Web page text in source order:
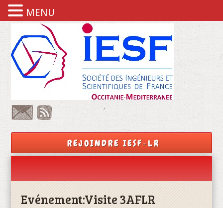
REJOINDRE IESF-LR
Evénement:Visite 3AFLR
MENU